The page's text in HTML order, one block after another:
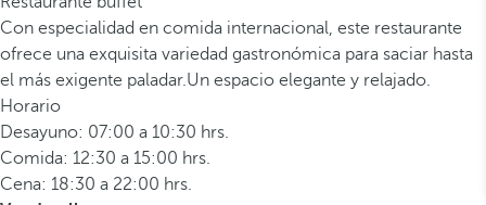
Con especialidad en comida internacional, este restaurante
ofrece una exquisita variedad gastronómica para saciar hasta
el más exigente paladar.Un espacio elegante y relajado.
Horario
Desayuno: 07:00 a 10:30 hrs.
Comida: 12:30 a 15:00 hrs.
Cena: 18:30 a 22:00 hrs.